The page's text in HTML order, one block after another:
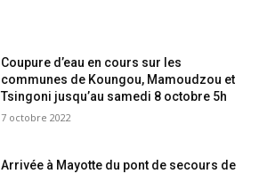
Coupure d’eau en cours sur les
communes de Koungou, Mamoudzou et
Tsingoni jusqu’au samedi 8 octobre 5h
7 octobre 2022
Arrivée à Mayotte du pont de secours de